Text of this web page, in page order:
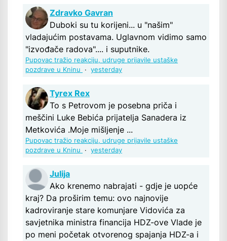
Zdravko Gavran
Duboki su tu korijeni... u "našim"
vladajućim postavama. Uglavnom vidimo samo
"izvođače radova".... i suputnike.
Pupovac tražio reakciju, udruge prijavile ustaške
pozdrave u Kninu
· yesterday
Tyrex Rex
To s Petrovom je posebna priča i
meščini Luke Bebića prijatelja Sanadera iz
Metkovića .Moje mišljenje ...
Pupovac tražio reakciju, udruge prijavile ustaške
pozdrave u Kninu
· yesterday
Julija
Ako krenemo nabrajati - gdje je uopće
kraj? Da proširim temu: ovo najnovije
kadroviranje stare komunjare Vidovića za
savjetnika ministra financija HDZ-ove Vlade je
po meni početak otvorenog spajanja HDZ-a i